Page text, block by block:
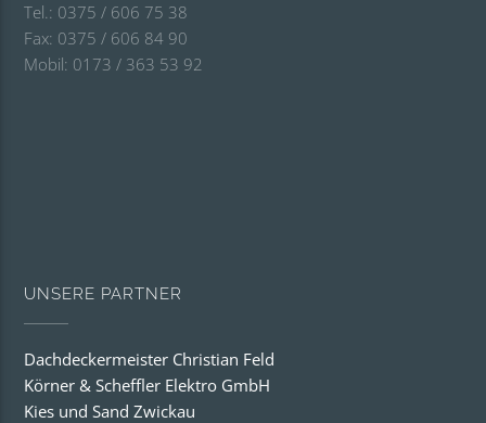
Tel.: 0375 / 606 75 38
Fax: 0375 / 606 84 90
Mobil: 0173 / 363 53 92
UNSERE PARTNER
Dachdeckermeister Christian Feld
Körner & Scheffler Elektro GmbH
Kies und Sand Zwickau